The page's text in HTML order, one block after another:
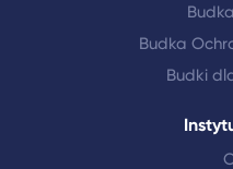
Budka
Budki